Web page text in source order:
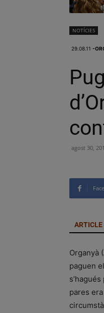
NOTÍCIES
29.08.11 -
agost 30,
ARTICLE
Organyà
paguen
pares